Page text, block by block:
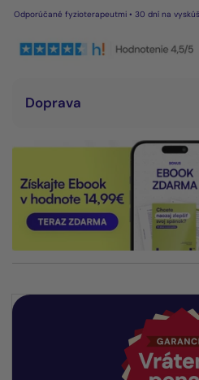
Odporúčané fyzioterapeutmi • 30 dní na
Doprava